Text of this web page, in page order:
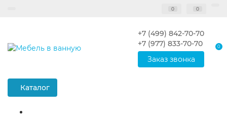
0 0
+7 (499) 842-70-70
+7 (977) 833-70-70
Заказ звонка
0
Каталог